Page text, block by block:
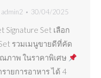
admin2 30/04/2025
Signature Set เลือก
รวมเมนูขายดีที่คัด
ภาพ ในราคาพิเศษ
รายการอาหาร ได้ 4